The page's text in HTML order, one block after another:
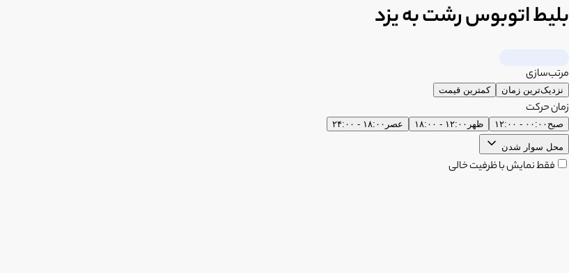
بلیط اتوبوس رشت به یزد
مرتب‌سازی
نزدیک‌ترین زمان کمترین قیمت
زمان حرکت
صبح ۰۰:۰۰ - ۱۲:۰۰ ظهر ۱۲:۰۰ - ۱۸:۰۰ عصر ۱۸:۰۰ - ۲۴:۰۰
محل سوار شدن
فقط نمایش با ظرفیت خالی